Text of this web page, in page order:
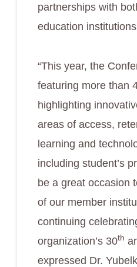
partnerships with
education
“This year, the
featuring more than
highlighting
areas of access,
learning and
including student’s
be a great occasion
of our member
continuing
organization’s 30th
expressed Dr.